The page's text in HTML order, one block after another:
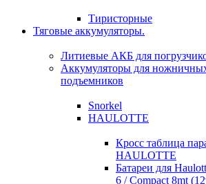
Тиристорные
Тяговые аккумуляторы.
Литиевые АКБ для
Аккумуляторы для
подъемников
Snorkel
HAULOTTE
Кросc таблица
HAULOTTE
Батареи для
6 / Compact 8mt